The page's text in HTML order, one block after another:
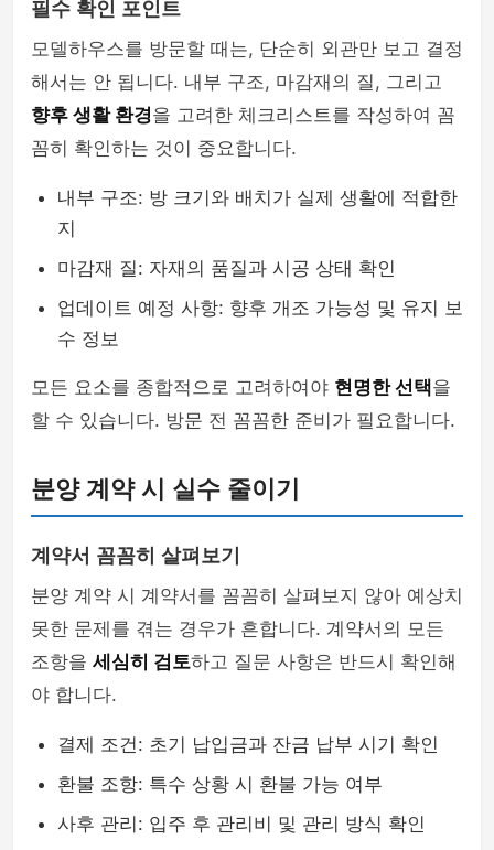
필수 확인 포인트
모델하우스를 방문할 때는, 단순히 외관만 보고 결정
해서는 안 됩니다. 내부 구조, 마감재의 질, 그리고
향후 생활 환경을 고려한 체크리스트를 작성하여 꼼
꼼히 확인하는 것이 중요합니다.
내부 구조: 방 크기와 배치가 실제 생활에 적합한
지
마감재 질: 자재의 품질과 시공 상태 확인
업데이트 예정 사항: 향후 개조 가능성 및 유지 보
수 정보
모든 요소를 종합적으로 고려하여야 현명한 선택을
할 수 있습니다. 방문 전 꼼꼼한 준비가 필요합니다.
분양 계약 시 실수 줄이기
계약서 꼼꼼히 살펴보기
분양 계약 시 계약서를 꼼꼼히 살펴보지 않아 예상치
못한 문제를 겪는 경우가 흔합니다. 계약서의 모든
조항을 세심히 검토하고 질문 사항은 반드시 확인해
야 합니다.
결제 조건: 초기 납입금과 잔금 납부 시기 확인
환불 조항: 특수 상황 시 환불 가능 여부
사후 관리: 입주 후 관리비 및 관리 방식 확인